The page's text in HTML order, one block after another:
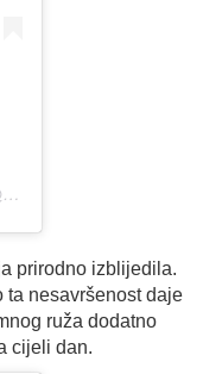
prirodno izblijedila.
ta nesavršenost daje
ruža dodatno
cijeli dan.